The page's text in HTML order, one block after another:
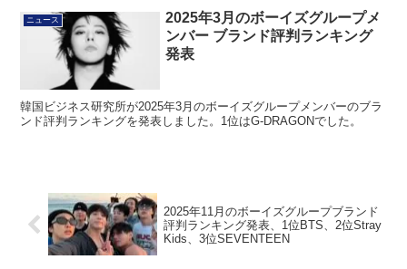
ニュース
2025年3月のボーイズグループメ
ンバー ブランド評判ランキング
発表
韓国ビジネス研究所が2025年3月のボーイズグループメンバーのブラ
ンド評判ランキングを発表しました。1位はG-DRAGONでした。
2025年11月のボーイズグループブランド
評判ランキング発表、1位BTS、2位Stray
Kids、3位SEVENTEEN